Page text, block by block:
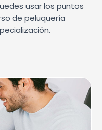
usar los puntos
de peluquería